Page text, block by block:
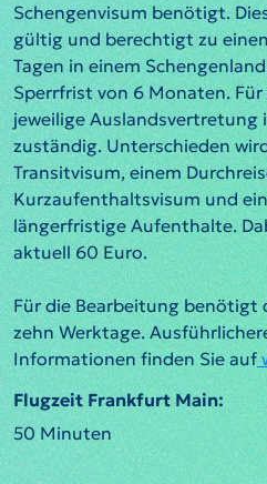
Schengenvisum benötigt.
gültig und berechtigt zu
Tagen in einem
Sperrfrist von 6 Monaten.
jeweilige Auslandsvertretung
zuständig. Unterschieden
Transitvisum, einem
Kurzaufenthaltsvisum und
längerfristige Aufenthalte.
aktuell 60 Euro.
Für die Bearbeitung benötigt
zehn Werktage.
Informationen finden Sie auf
Flugzeit Frankfurt Main:
50 Minuten